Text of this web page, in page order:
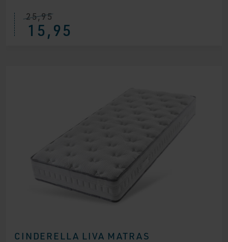
25,95
15,95
CINDERELLA LIVA MATRAS